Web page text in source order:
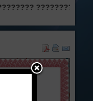
??????? ?????? ?????